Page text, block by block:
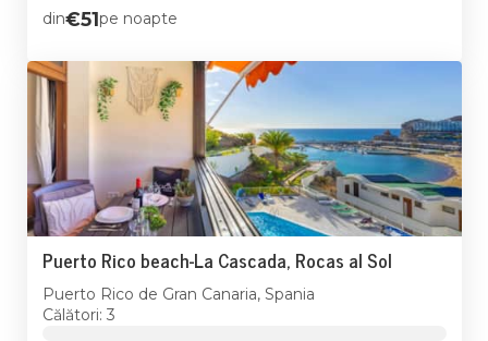
din€51pe noapte
Puerto Rico beach-La Cascada, Rocas al Sol
Puerto Rico de Gran Canaria, Spania
Călători: 3